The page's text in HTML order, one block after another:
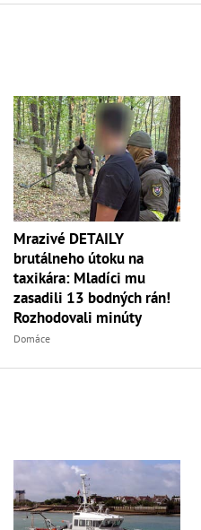
Mrazivé DETAILY
brutálneho útoku na
taxikára: Mladíci mu
zasadili 13 bodných rán!
Rozhodovali minúty
Domáce